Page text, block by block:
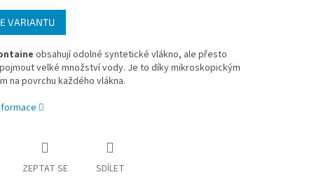
VARIANTU
obsahují odolné syntetické vlákno, ale přesto
velké množství vody. Je to díky mikroskopickým
na povrchu každého vlákna.
ZEPTAT SE SDÍLET